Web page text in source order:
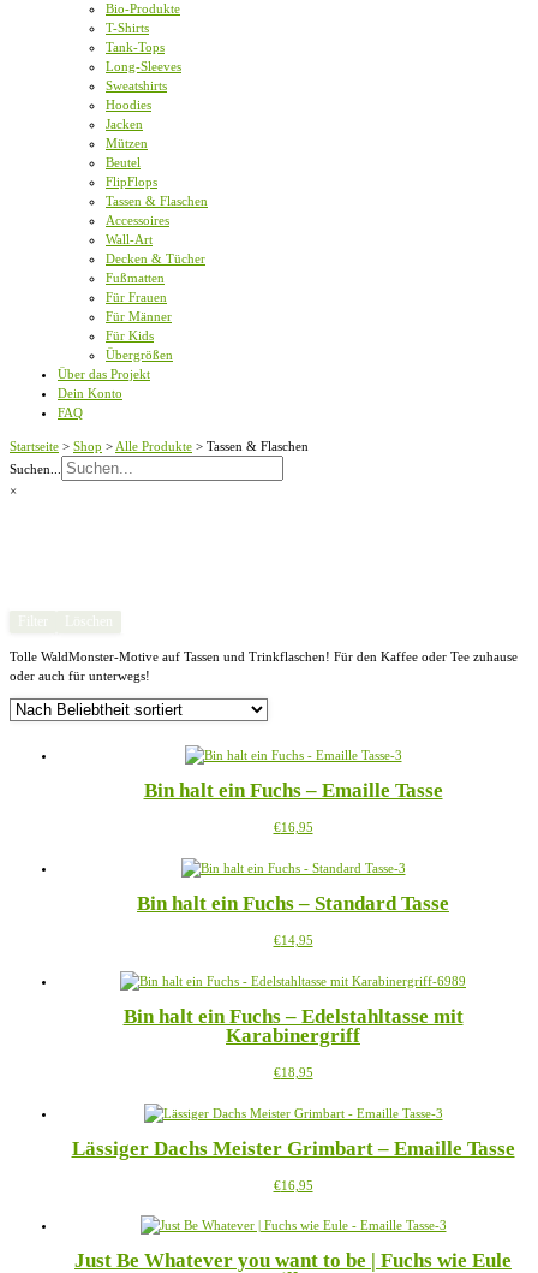
Bio-Produkte
T-Shirts
Tank-Tops
Long-Sleeves
Sweatshirts
Hoodies
Jacken
Mützen
Beutel
FlipFlops
Tassen & Flaschen
Accessoires
Wall-Art
Decken & Tücher
Fußmatten
Für Frauen
Für Männer
Für Kids
Übergrößen
Über das Projekt
Dein Konto
FAQ
Startseite > Shop > Alle Produkte > Tassen & Flaschen
Tolle WaldMonster-Motive auf Tassen und Trinkflaschen! Für den Kaffee oder Tee zuhause
oder auch für unterwegs!
Bin halt ein Fuchs – Emaille Tasse
€16,95Dieses
weist
Varianten
Die
können
der
Produktseite
werden
Bin halt ein Fuchs – Standard Tasse
€14,95Dieses
weist
Varianten
auf.
Optionen
auf
Produktseite
werden
Bin halt ein Fuchs – Edelstahltasse mit
Karabinergriff
€18,95Dieses
weist
Varianten
Die
können
der
Lässiger Dachs Meister Grimbart – Emaille Tasse
€16,95Dieses
weist
Varianten
Just Be Whatever you want to be | Fuchs wie Eule
Suchen...
×